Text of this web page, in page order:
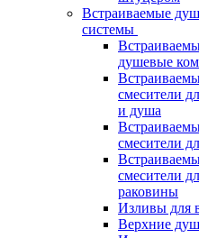
Встраиваемые
системы
душевые
смесители
и душа
смесители
смесители
раковины
Изливы для
Верхние